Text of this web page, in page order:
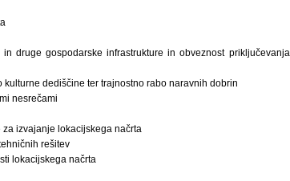
druge gospodarske infrastrukture in obveznost priključevanja
dediščine ter trajnostno rabo naravnih dobrin
nesrečami
izvajanje lokacijskega načrta
rešitev
lokacijskega načrta